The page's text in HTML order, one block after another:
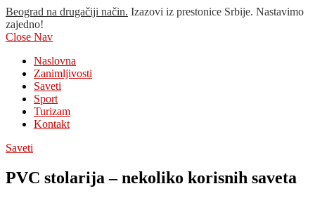
Beograd na drugačiji način. Izazovi iz prestonice Srbije. Nastavimo
zajedno!
Close Nav
Naslovna
Zanimljivosti
Saveti
Sport
Turizam
Kontakt
Saveti
PVC stolarija – nekoliko korisnih saveta